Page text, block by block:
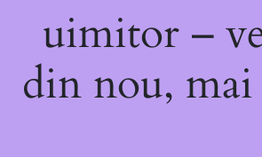
uimitor –
din nou,